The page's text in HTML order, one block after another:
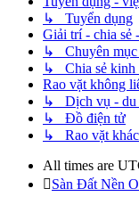
↳ Tuyển dụng
Giải trí - chia sẻ
↳ Chuyên mục
↳ Chia sẻ kinh
Rao vặt không
↳ Dịch vụ - du
↳ Đồ điện tử
↳ Rao vặt khác
All times are
Sàn Đất Nền